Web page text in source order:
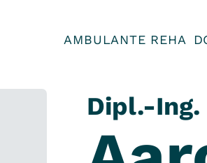
AMBULANTE REHA
Dipl.-Ing.